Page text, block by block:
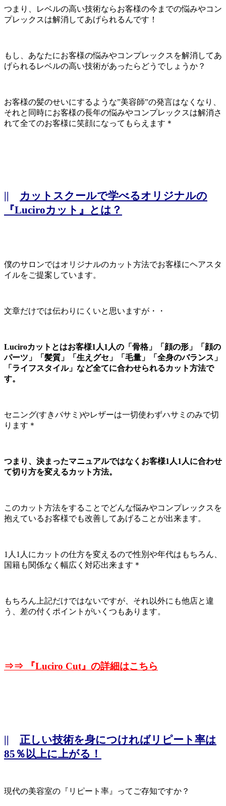
つまり、レベルの高い技術ならお客様の今までの悩みやコン
プレックスは解消してあげられるんです！
もし、あなたにお客様の悩みやコンプレックスを解消してあ
げられるレベルの高い技術があったらどうでしょうか？
お客様の髪のせいにするような”美容師”の発言はなくなり、
それと同時にお客様の長年の悩みやコンプレックスは解消さ
れて全てのお客様に笑顔になってもらえます＊
|| カットスクールで学べるオリジナルの
『Luciroカット』とは？
僕のサロンではオリジナルのカット方法でお客様にヘアスタ
イルをご提案しています。
文章だけでは伝わりにくいと思いますが・・
Luciroカットとはお客様1人1人の「骨格」「顔の形」「顔の
パーツ」「髪質」「生えグセ」「毛量」「全身のバランス」
「ライフスタイル」など全てに合わせられるカット方法で
す。
セニング(すきバサミ)やレザーは一切使わずハサミのみで切
ります＊
つまり、決まったマニュアルではなくお客様1人1人に合わせ
て切り方を変えるカット方法。
このカット方法をすることでどんな悩みやコンプレックスを
抱えているお客様でも改善してあげることが出来ます。
1人1人にカットの仕方を変えるので性別や年代はもちろん、
国籍も関係なく幅広く対応出来ます＊
もちろん上記だけではないですが、それ以外にも他店と違
う、差の付くポイントがいくつもあります。
⇒⇒ 『Luciro Cut』の詳細はこちら
|| 正しい技術を身につければリピート率は
85％以上に上がる！
現代の美容室の『リピート率』ってご存知ですか？